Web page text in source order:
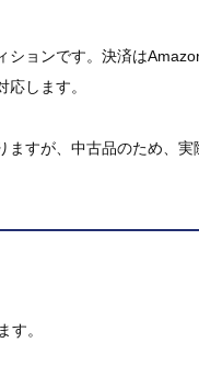
ョンです。決済は
します。
すが、中古品のため、実
す。